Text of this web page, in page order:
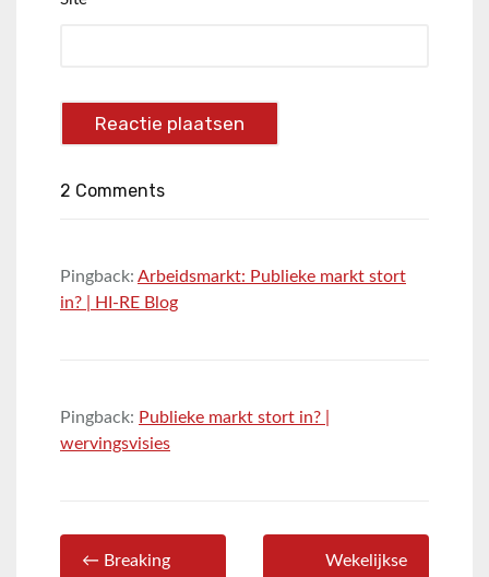
2 Comments
Pingback: Arbeidsmarkt: Publieke markt stort
in? | HI-RE Blog
Pingback: Publieke markt stort in? |
wervingsvisies
← Breaking
Wekelijkse